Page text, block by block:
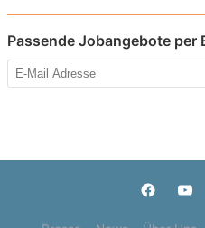
Passende Jobangebote per